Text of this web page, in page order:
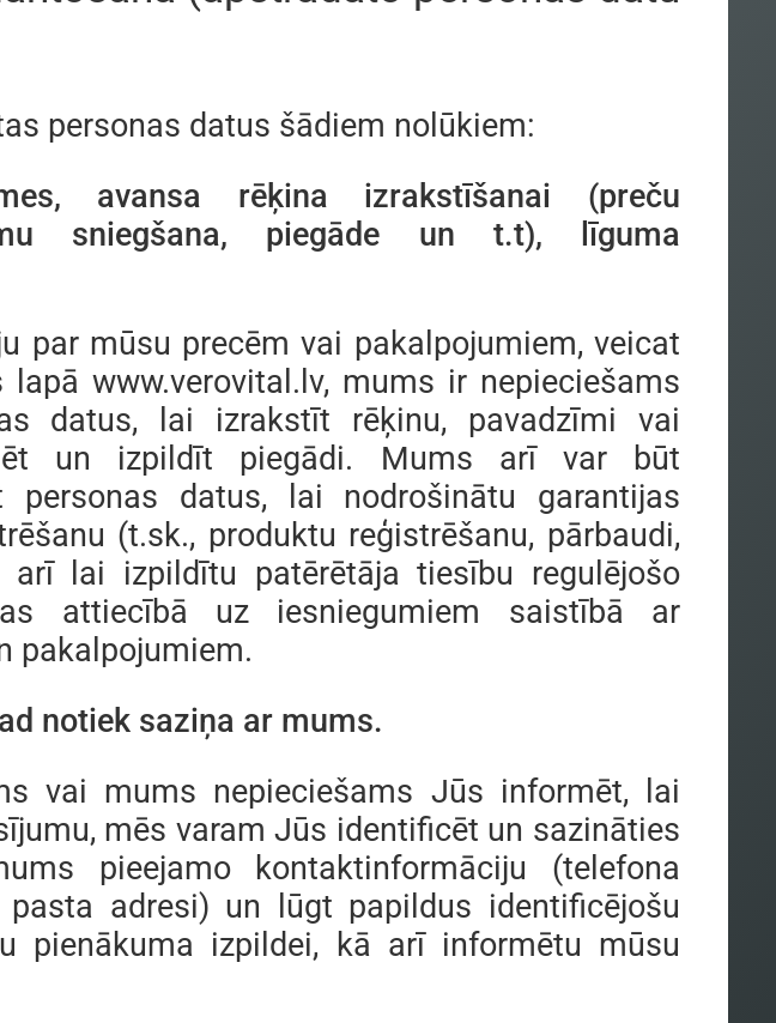
personas datus šādiem nolūkiem:
avansa rēķina izrakstīšanai (preču
sniegšana, piegāde un t.t), līguma
par mūsu precēm vai pakalpojumiem, veicat
www.verovital.lv, mums ir nepieciešams
datus, lai izrakstīt rēķinu, pavadzīmi vai
un izpildīt piegādi. Mums arī var būt
personas datus, lai nodrošinātu garantijas
(t.sk., produktu reģistrēšanu, pārbaudi,
arī lai izpildītu patērētāja tiesību regulējošo
attiecībā uz iesniegumiem saistībā ar
pakalpojumiem.
notiek saziņa ar mums.
vai mums nepieciešams Jūs informēt, lai
mēs varam Jūs identificēt un sazināties
pieejamo kontaktinformāciju (telefona
pasta adresi) un lūgt papildus identificējošu
pienākuma izpildei, kā arī informētu mūsu